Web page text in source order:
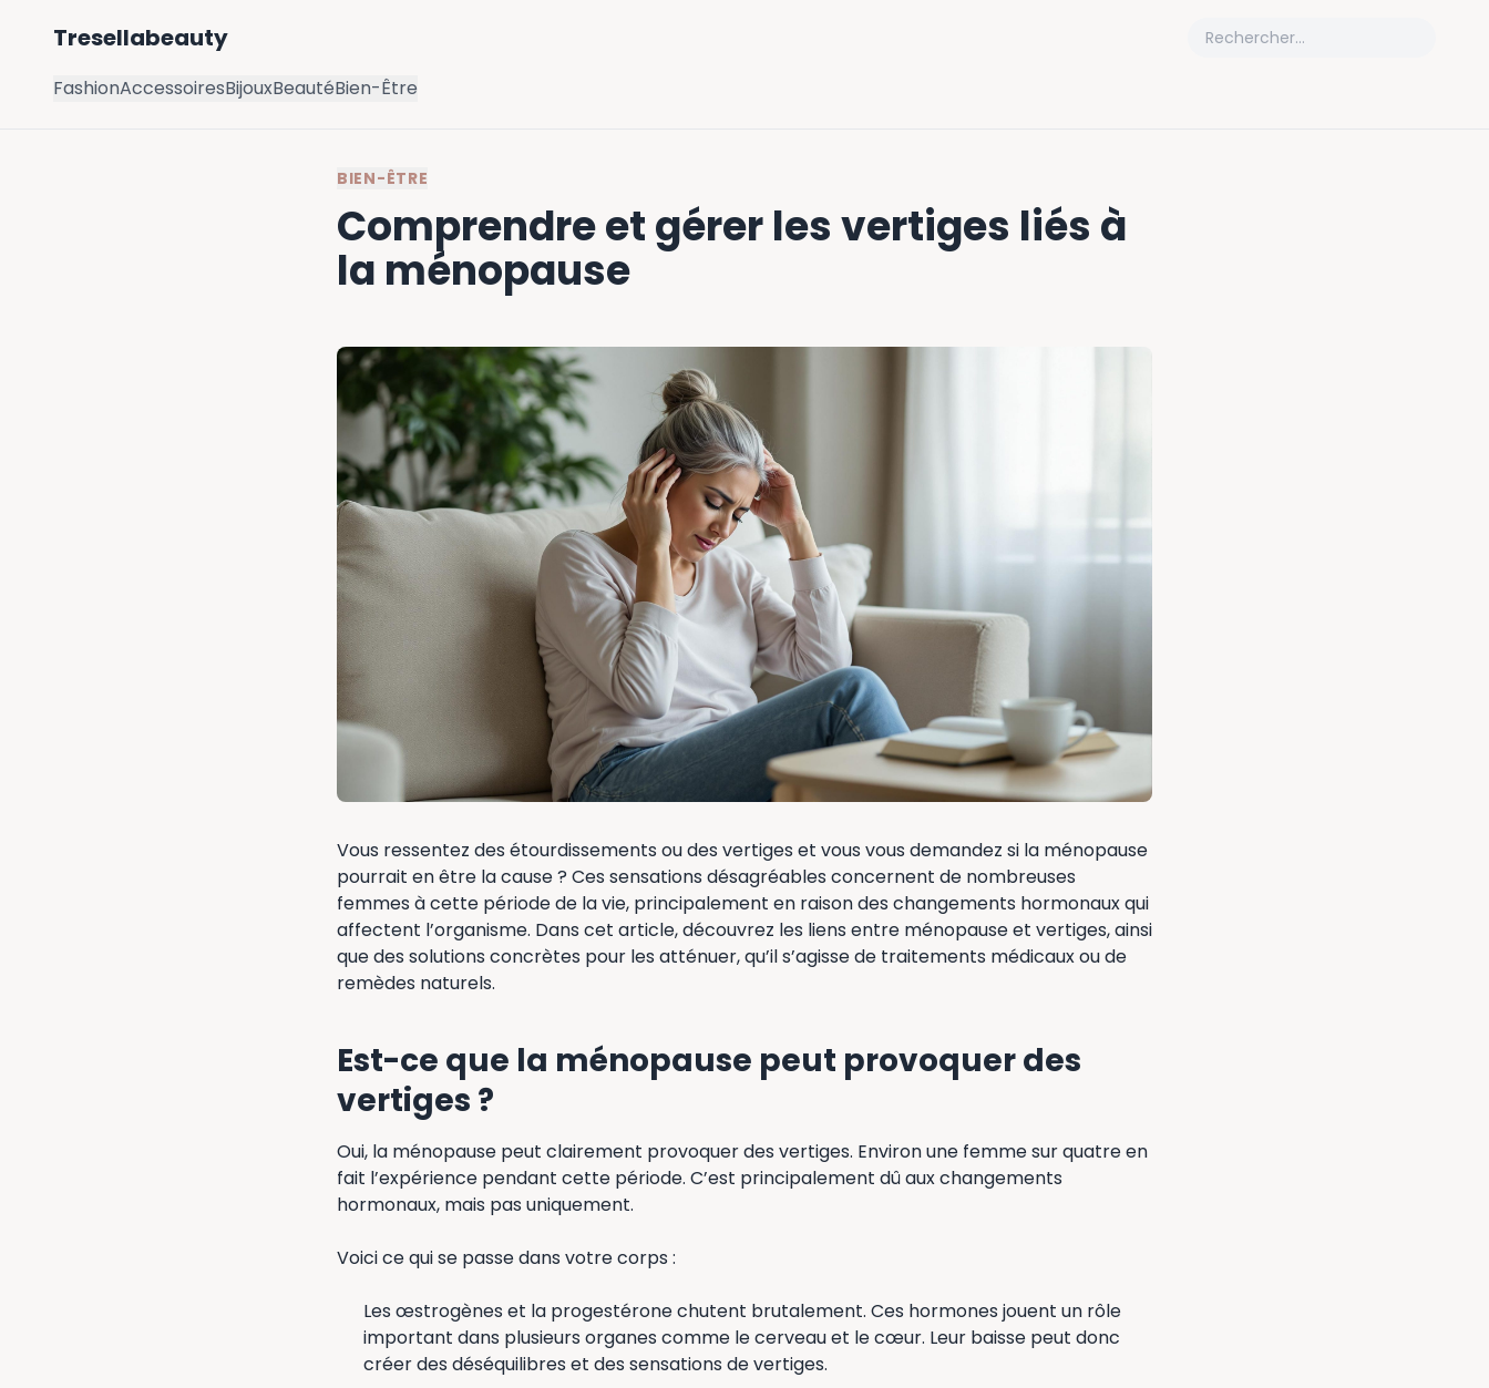
Tresellabeauty
FashionAccessoiresBijouxBeautéBien-Être
BIEN-ÊTRE
Comprendre et gérer les vertiges liés à
la ménopause
Vous ressentez des étourdissements ou des vertiges et vous vous demandez si la ménopause
pourrait en être la cause ? Ces sensations désagréables concernent de nombreuses
femmes à cette période de la vie, principalement en raison des changements hormonaux qui
affectent l’organisme. Dans cet article, découvrez les liens entre ménopause et vertiges, ainsi
que des solutions concrètes pour les atténuer, qu’il s’agisse de traitements médicaux ou de
remèdes naturels.
Est-ce que la ménopause peut provoquer des
vertiges ?
Oui, la ménopause peut clairement provoquer des vertiges. Environ une femme sur quatre en
fait l’expérience pendant cette période. C’est principalement dû aux changements
hormonaux, mais pas uniquement.
Voici ce qui se passe dans votre corps :
Les œstrogènes et la progestérone chutent brutalement. Ces hormones jouent un rôle
important dans plusieurs organes comme le cerveau et le cœur. Leur baisse peut donc
créer des déséquilibres et des sensations de vertiges.